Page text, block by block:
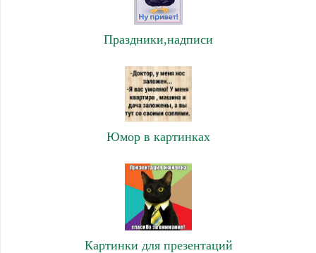
Праздники,надписи
Юмор в картинках
Картинки для презентаций